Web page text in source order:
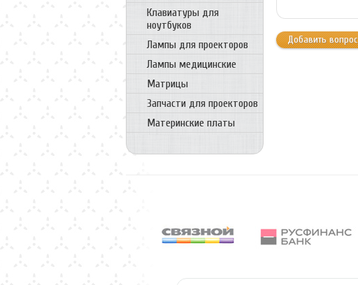
Добавить вопрос
Клавиатуры для
ноутбуков
Лампы для проекторов
Лампы медицинские
Матрицы
Запчасти для проекторов
Материнские платы